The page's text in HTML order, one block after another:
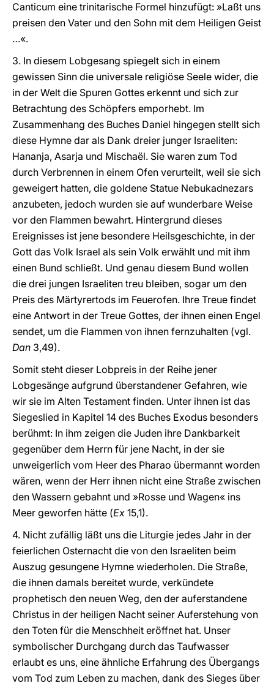
Canticum eine trinitarische Formel hinzufügt: »Laßt uns
preisen den Vater und den Sohn mit dem Heiligen Geist
…«.
3. In diesem Lobgesang spiegelt sich in einem
gewissen Sinn die universale religiöse Seele wider, die
in der Welt die Spuren Gottes erkennt und sich zur
Betrachtung des Schöpfers emporhebt. Im
Zusammenhang des Buches Daniel hingegen stellt sich
diese Hymne dar als Dank dreier junger Israeliten:
Hananja, Asarja und Mischaël. Sie waren zum Tod
durch Verbrennen in einem Ofen verurteilt, weil sie sich
geweigert hatten, die goldene Statue Nebukadnezars
anzubeten, jedoch wurden sie auf wunderbare Weise
vor den Flammen bewahrt. Hintergrund dieses
Ereignisses ist jene besondere Heilsgeschichte, in der
Gott das Volk Israel als sein Volk erwählt und mit ihm
einen Bund schließt. Und genau diesem Bund wollen
die drei jungen Israeliten treu bleiben, sogar um den
Preis des Märtyrertods im Feuerofen. Ihre Treue findet
eine Antwort in der Treue Gottes, der ihnen einen Engel
sendet, um die Flammen von ihnen fernzuhalten (vgl.
Dan 3,49).
Somit steht dieser Lobpreis in der Reihe jener
Lobgesänge aufgrund überstandener Gefahren, wie
wir sie im Alten Testament finden. Unter ihnen ist das
Siegeslied in Kapitel 14 des Buches Exodus besonders
berühmt: In ihm zeigen die Juden ihre Dankbarkeit
gegenüber dem Herrn für jene Nacht, in der sie
unweigerlich vom Heer des Pharao übermannt worden
wären, wenn der Herr ihnen nicht eine Straße zwischen
den Wassern gebahnt und »Rosse und Wagen« ins
Meer geworfen hätte (Ex 15,1).
4. Nicht zufällig läßt uns die Liturgie jedes Jahr in der
feierlichen Osternacht die von den Israeliten beim
Auszug gesungene Hymne wiederholen. Die Straße,
die ihnen damals bereitet wurde, verkündete
prophetisch den neuen Weg, den der auferstandene
Christus in der heiligen Nacht seiner Auferstehung von
den Toten für die Menschheit eröffnet hat. Unser
symbolischer Durchgang durch das Taufwasser
erlaubt es uns, eine ähnliche Erfahrung des Übergangs
vom Tod zum Leben zu machen, dank des Sieges über